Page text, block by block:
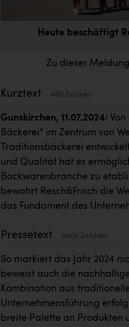
Heute beschäftigt
Zu dieser
Kurztext 480 Zeichen
Gunskirchen, 11.07.2024:
Bäckerei“ im Zentrum von
Traditionsbäckerei
und Qualität hat es
Backwarenbranche zu
bewahrt Resch&Frisch die
das Fundament des
Pressetext 9905 Zeichen
So markiert das Jahr 2024
beweist auch die
Kombination aus
Unternehmensführung
breite Palette an Produkten